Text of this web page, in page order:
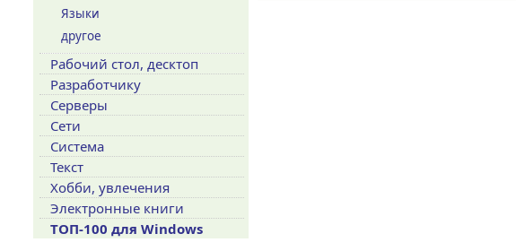
Языки
другое
Рабочий стол, десктоп
Разработчику
Серверы
Сети
Система
Текст
Хобби, увлечения
Электронные книги
ТОП-100 для Windows